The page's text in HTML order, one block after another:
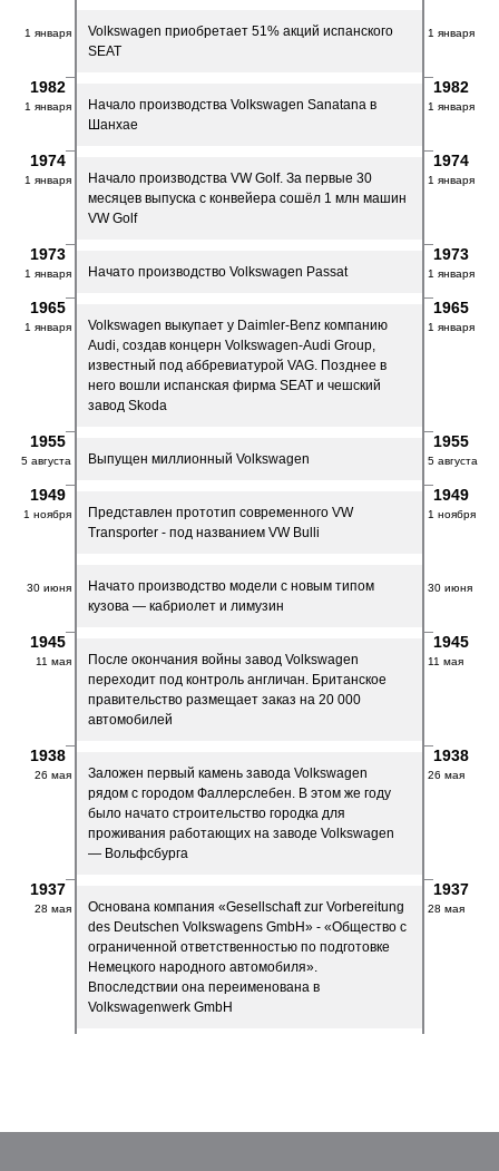
1 января 1 января
Volkswagen приобретает 51% акций испанского
SEAT
1982 1982
1 января 1 января
Начало производства Volkswagen Sanatana в
Шанхае
1974 1974
1 января 1 января
Начало производства VW Golf. За первые 30
месяцев выпуска с конвейера сошёл 1 млн машин
VW Golf
1973 1973
1 января 1 января
Начато производство Volkswagen Passat
1965 1965
1 января 1 января
Volkswagen выкупает у Daimler-Benz компанию
Audi, создав концерн Volkswagen-Audi Group,
известный под аббревиатурой VAG. Позднее в
него вошли испанская фирма SEAT и чешский
завод Skoda
1955 1955
5 августа 5 августа
Выпущен миллионный Volkswagen
1949 1949
1 ноября 1 ноября
Представлен прототип современного VW
Transporter - под названием VW Bulli
30 июня 30 июня
Начато производство модели с новым типом
кузова — кабриолет и лимузин
1945 1945
11 мая 11 мая
После окончания войны завод Volkswagen
переходит под контроль англичан. Британское
правительство размещает заказ на 20 000
автомобилей
1938 1938
26 мая 26 мая
Заложен первый камень завода Volkswagen
рядом с городом Фаллерслебен. В этом же году
было начато строительство городка для
проживания работающих на заводе Volkswagen
— Вольфсбурга
1937 1937
28 мая 28 мая
Основана компания «Gesellschaft zur Vorbereitung
des Deutschen Volkswagens GmbH» - «Общество с
ограниченной ответственностью по подготовке
Немецкого народного автомобиля».
Впоследствии она переименована в
Volkswagenwerk GmbH